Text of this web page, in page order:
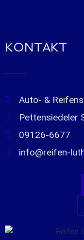
KONTAKT
Auto- &
Pettensiedeler
09126-6677
info@reifen-